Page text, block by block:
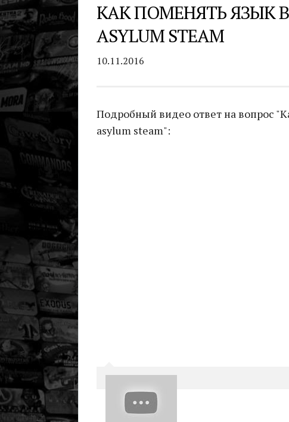
КАК ПОМЕНЯТЬ ЯЗЫК В
ASYLUM STEAM
10.11.2016
Подробный видео ответ на вопрос
asylum steam":